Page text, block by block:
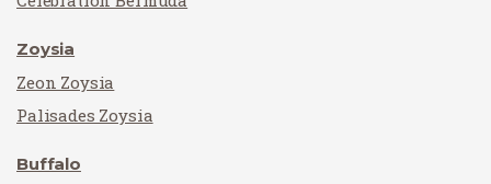
Zoysia
Zeon Zoysia
Palisades Zoysia
Buffalo